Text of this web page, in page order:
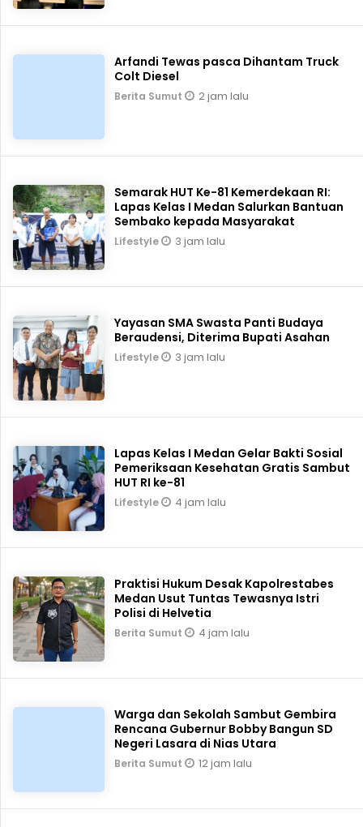
Arfandi Tewas pasca Dihantam Truck
Colt Diesel
Berita Sumut 2 jam lalu
Semarak HUT Ke-81 Kemerdekaan RI:
Lapas Kelas I Medan Salurkan Bantuan
Sembako kepada Masyarakat
Lifestyle 3 jam lalu
Yayasan SMA Swasta Panti Budaya
Beraudensi, Diterima Bupati Asahan
Lifestyle 3 jam lalu
Lapas Kelas I Medan Gelar Bakti Sosial
Pemeriksaan Kesehatan Gratis Sambut
HUT RI ke-81
Lifestyle 4 jam lalu
Praktisi Hukum Desak Kapolrestabes
Medan Usut Tuntas Tewasnya Istri
Polisi di Helvetia
Berita Sumut 4 jam lalu
Warga dan Sekolah Sambut Gembira
Rencana Gubernur Bobby Bangun SD
Negeri Lasara di Nias Utara
Berita Sumut 12 jam lalu